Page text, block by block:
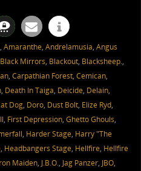
, Amaranthe, Andrelamusia, Angus
Black Mirrors, Blackout, Blacksheep.,
, Carpathian Forest, Cemican,
, Death In Taiga, Deicide, Delain,
Dog, Doro, Dust Bolt, Elize Ryd,
, First Depression, Ghetto Ghouls,
, Harder Stage, Harry "The
, Headbangers Stage, Hellfire, Hellfire
Maiden, J.B.O., Jag Panzer, JBO,